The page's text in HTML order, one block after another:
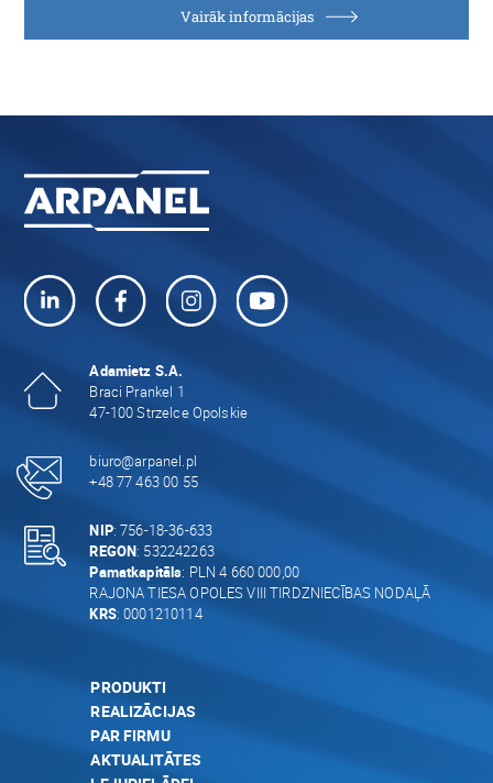
Vairāk informācijas
Adamietz S.A.
Braci Prankel 1
47-100 Strzelce Opolskie
biuro@arpanel.pl
+48 77 463 00 55
NIP: 756-18-36-633
REGON: 532242263
Pamatkapitāls: PLN 4 660 000,00
RAJONA TIESA OPOLES VIII TIRDZNIECĪBAS NODAĻĀ
KRS: 0001210114
PRODUKTI
REALIZĀCIJAS
PAR FIRMU
AKTUALITĀTES